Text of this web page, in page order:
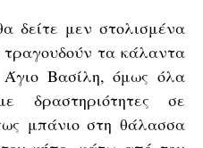
δείτε μεν στολισμένα
τα κάλαντα
Βασίλη, όμως όλα
δραστηριότητες σε
μπάνιο στη θάλασσα